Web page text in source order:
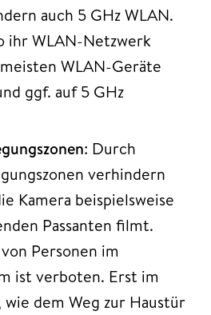
auch 5 GHz WLAN.
ihr WLAN-Netzwerk
WLAN-Geräte
ggf. auf 5 GHz
: Durch
verhindern
Kamera beispielsweise
Passanten filmt.
Personen im
ist verboten. Erst im
dem Weg zur Haustür